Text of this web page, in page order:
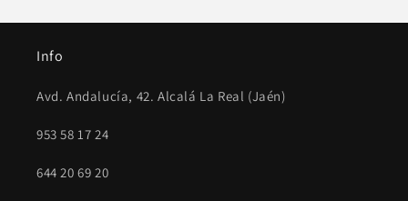
Info
Avd. Andalucía, 42. Alcalá La Real (Jaén)
953 58 17 24
644 20 69 20